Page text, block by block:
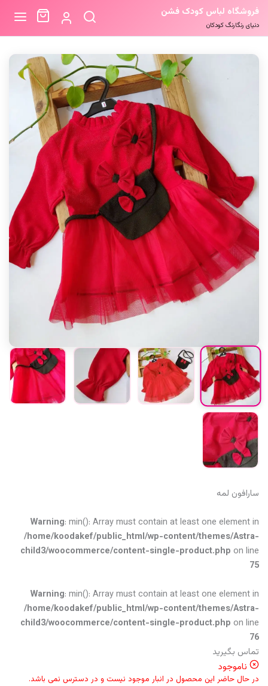
فروشگاه لباس کودک فشن
دنیای رنگارنگ کودکان
سارافون لمه
Warning: min(): Array must contain at least one element in
/home/koodakef/public_html/wp-content/themes/Astra-
child3/woocommerce/content-single-product.php on line
75
Warning: min(): Array must contain at least one element in
/home/koodakef/public_html/wp-content/themes/Astra-
child3/woocommerce/content-single-product.php on line
76
تماس بگیرید
ناموجود
در حال حاضر این محصول در انبار موجود نیست و در دسترس نمی باشد.